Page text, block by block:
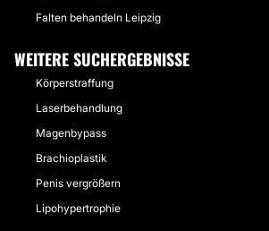
Falten behandeln Leipzig
WEITERE SUCHERGEBNISSE
Körperstraffung
Laserbehandlung
Magenbypass
Brachioplastik
Penis vergrößern
Lipohypertrophie